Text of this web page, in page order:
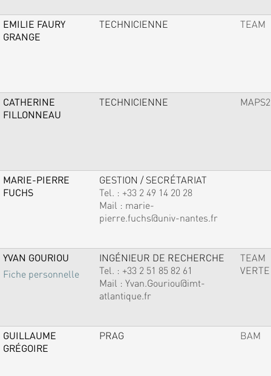
EMILIE FAURY
GRANGE
TECHNICIENNE TEAM
CATHERINE
FILLONNEAU
TECHNICIENNE MAPS2
MARIE-PIERRE
FUCHS
GESTION / SECRÉTARIAT
Tel. : +33 2 49 14 20 28
Mail : marie-
pierre.fuchs@univ-nantes.fr
YVAN GOURIOU
Fiche personnelle
INGÉNIEUR DE RECHERCHE
Tel. : +33 2 51 85 82 61
Mail : Yvan.Gouriou@imt-
atlantique.fr
TEAM
VERTE
GUILLAUME
GRÉGOIRE
PRAG BAM